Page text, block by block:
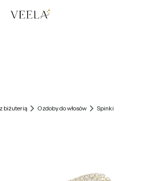
0. Zobacz szczegóły
biżuterią Ozdoby do włosów Spinki